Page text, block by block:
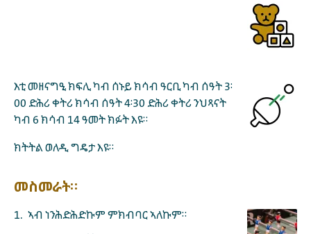
እቲ መዘናግዒ ክፍሊ ካብ ሰኑይ ክሳብ ዓርቢ ካብ ሰዓት 3፡
00 ድሕሪ ቀትሪ ክሳብ ሰዓት 4፡30 ድሕሪ ቀትሪ ንህጻናት
ካብ 6 ክሳብ 14 ዓመት ክፉት እዩ።
ክትትል ወለዲ ግዴታ እዩ።
መስመራት።
ኣብ ነንሕድሕድኩም ምክብባር ኣለኩም።